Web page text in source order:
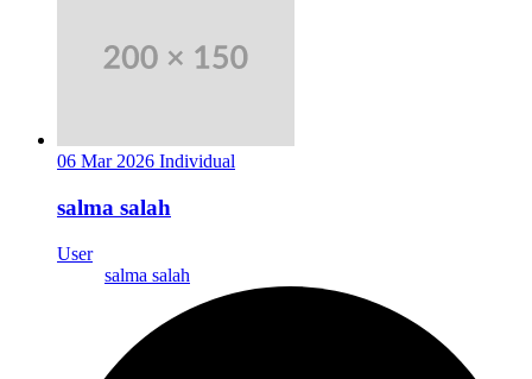
06 Mar 2026 Individual
salma salah
User
salma salah